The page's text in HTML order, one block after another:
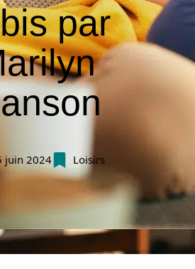
par
juin 2024 Loisirs